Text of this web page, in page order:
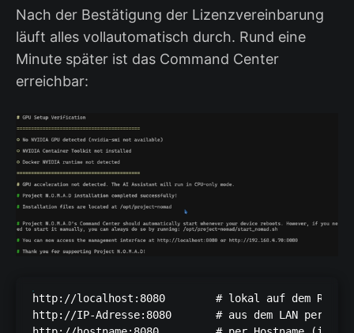
Nach der Bestätigung der Lizenzvereinbarung
läuft alles vollautomatisch durch. Rund eine
Minute später ist das Command Center
erreichbar:
http://localhost:8080        # lokal auf dem
http://IP-Adresse:8080       # aus dem LAN per IP